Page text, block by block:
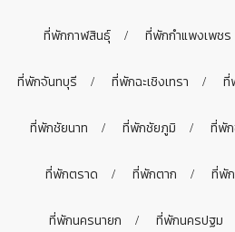
ที่พักกาฬสินธุ์ ที่พักกำแพงเพชร
ที่พักจันทบุรี ที่พักฉะเชิงเทรา ที่
ที่พักชัยนาท ที่พักชัยภูมิ ที่พั
ที่พักตราด ที่พักตาก ที่พั
ที่พักนครนายก ที่พักนครปฐม